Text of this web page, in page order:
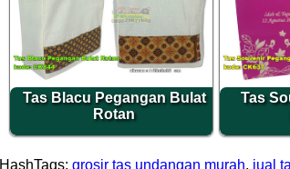
Tas Blacu Pegangan Bulat
Rotan
Tas
HashTags: grosir tas undangan murah, jual